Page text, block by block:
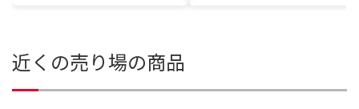
近くの売り場の商品